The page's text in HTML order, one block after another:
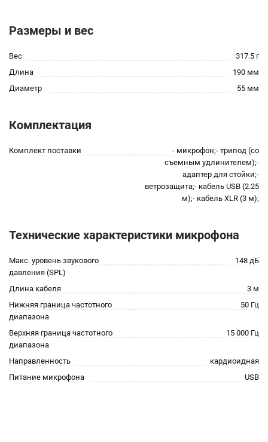
Размеры и вес
Вес
317.5 г
Длина
190 мм
Диаметр
55 мм
Комплектация
Комплект поставки
- микрофон;- трипод (со
съемным удлинителем);-
адаптер для стойки;-
ветрозащита;- кабель USB (2.25
м);- кабель XLR (3 м);
Технические характеристики микрофона
Макс. уровень звукового
давления (SPL)
148 дБ
Длина кабеля
3 м
Нижняя граница частотного
диапазона
50 Гц
Верхняя граница частотного
диапазона
15 000 Гц
Направленность
кардиоидная
Питание микрофона
USB